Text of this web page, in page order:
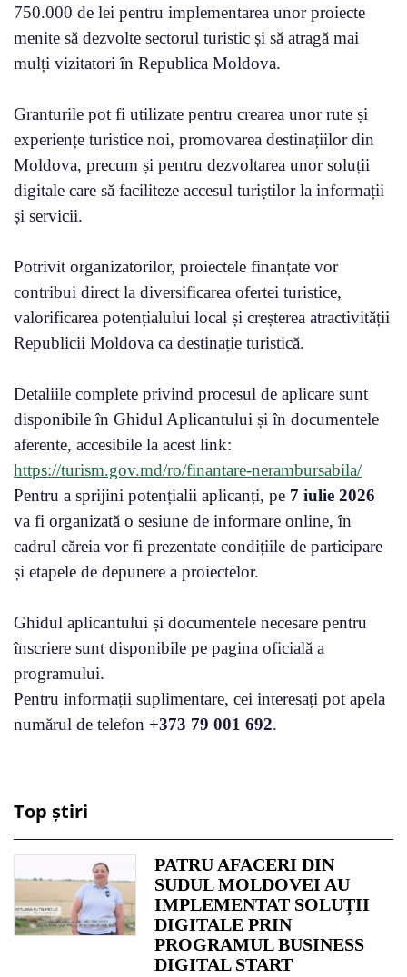
750.000 de lei pentru implementarea unor proiecte
menite să dezvolte sectorul turistic și să atragă mai
mulți vizitatori în Republica Moldova.
Granturile pot fi utilizate pentru crearea unor rute și
experiențe turistice noi, promovarea destinațiilor din
Moldova, precum și pentru dezvoltarea unor soluții
digitale care să faciliteze accesul turiștilor la informații
și servicii.
Potrivit organizatorilor, proiectele finanțate vor
contribui direct la diversificarea ofertei turistice,
valorificarea potențialului local și creșterea atractivității
Republicii Moldova ca destinație turistică.
Detaliile complete privind procesul de aplicare sunt
disponibile în Ghidul Aplicantului și în documentele
aferente, accesibile la acest link:
https://turism.gov.md/ro/finantare-nerambursabila/
Pentru a sprijini potențialii aplicanți, pe 7 iulie 2026
va fi organizată o sesiune de informare online, în
cadrul căreia vor fi prezentate condițiile de participare
și etapele de depunere a proiectelor.
Ghidul aplicantului și documentele necesare pentru
înscriere sunt disponibile pe pagina oficială a
programului.
Pentru informații suplimentare, cei interesați pot apela
numărul de telefon +373 79 001 692.
Top știri
PATRU AFACERI DIN
SUDUL MOLDOVEI AU
IMPLEMENTAT SOLUȚII
DIGITALE PRIN
PROGRAMUL BUSINESS
DIGITAL START